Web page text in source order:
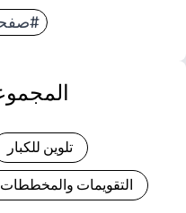
تلوين للكبار
التقويمات والمخططات